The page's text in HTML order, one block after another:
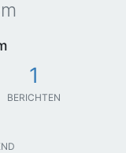
1
BERICHTEN